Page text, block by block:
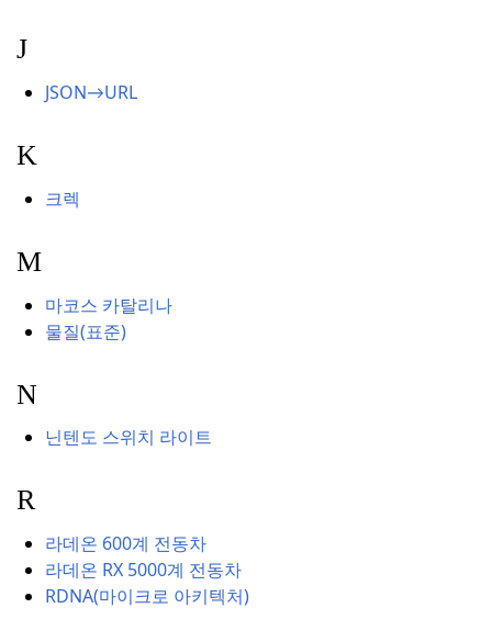
J
JSON→URL
K
크렉
M
마코스 카탈리나
물질(표준)
N
닌텐도 스위치 라이트
R
라데온 600계 전동차
라데온 RX 5000계 전동차
RDNA(마이크로 아키텍처)